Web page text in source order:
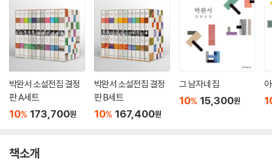
박완서 소설전집 결정
판 A세트
10% 173,700원
박완서 소설전집 결정
판 B세트
10% 167,400원
그 남자네 집
10% 15,300원
책소개